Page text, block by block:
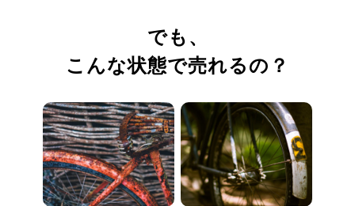
でも、
こんな状態で売れるの？